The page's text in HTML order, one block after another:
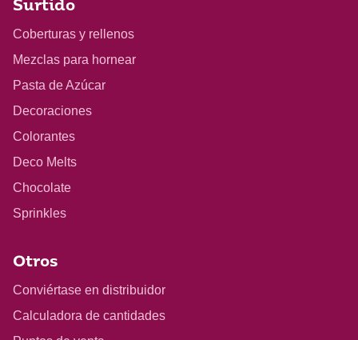
Surtido
Coberturas y rellenos
Mezclas para hornear
Pasta de Azúcar
Decoraciones
Colorantes
Deco Melts
Chocolate
Sprinkles
Otros
Conviértase en distribuidor
Calculadora de cantidades